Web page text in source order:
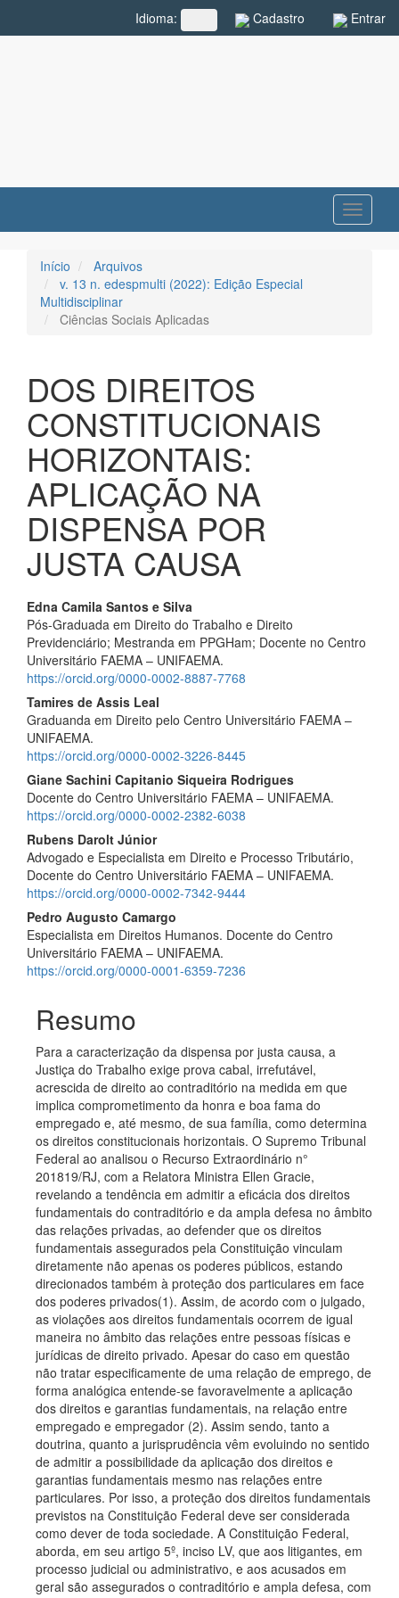
Cadastro Entrar
Idioma: ##plugins.themes.rcf.language.toggle##
Toggle
Início
Arquivos
v. 13 n. edespmulti (2022): Edição Especial
Multidisciplinar
Ciências Sociais Aplicadas
DOS DIREITOS
CONSTITUCIONAIS
HORIZONTAIS:
APLICAÇÃO NA
DISPENSA POR
JUSTA CAUSA
Conteúdo
do
artigo
principal
Edna Camila Santos e Silva
Pós-Graduada em Direito do Trabalho e Direito
Previdenciário; Mestranda em PPGHam; Docente no Centro
Universitário FAEMA – UNIFAEMA.
https://orcid.org/0000-0002-8887-7768
Tamires de Assis Leal
Graduanda em Direito pelo Centro Universitário FAEMA –
UNIFAEMA.
https://orcid.org/0000-0002-3226-8445
Giane Sachini Capitanio Siqueira Rodrigues
Docente do Centro Universitário FAEMA – UNIFAEMA.
https://orcid.org/0000-0002-2382-6038
Rubens Darolt Júnior
Advogado e Especialista em Direito e Processo Tributário,
Docente do Centro Universitário FAEMA – UNIFAEMA.
https://orcid.org/0000-0002-7342-9444
Pedro Augusto Camargo
Especialista em Direitos Humanos. Docente do Centro
Universitário FAEMA – UNIFAEMA.
https://orcid.org/0000-0001-6359-7236
Resumo
Para a caracterização da dispensa por justa causa, a
Justiça do Trabalho exige prova cabal, irrefutável,
acrescida de direito ao contraditório na medida em que
implica comprometimento da honra e boa fama do
empregado e, até mesmo, de sua família, como determina
os direitos constitucionais horizontais. O Supremo Tribunal
Federal ao analisou o Recurso Extraordinário n°
201819/RJ, com a Relatora Ministra Ellen Gracie,
revelando a tendência em admitir a eficácia dos direitos
fundamentais do contraditório e da ampla defesa no âmbito
das relações privadas, ao defender que os direitos
fundamentais assegurados pela Constituição vinculam
diretamente não apenas os poderes públicos, estando
direcionados também à proteção dos particulares em face
dos poderes privados(1). Assim, de acordo com o julgado,
as violações aos direitos fundamentais ocorrem de igual
maneira no âmbito das relações entre pessoas físicas e
jurídicas de direito privado. Apesar do caso em questão
não tratar especificamente de uma relação de emprego, de
forma analógica entende-se favoravelmente a aplicação
dos direitos e garantias fundamentais, na relação entre
empregado e empregador (2). Assim sendo, tanto a
doutrina, quanto a jurisprudência vêm evoluindo no sentido
de admitir a possibilidade da aplicação dos direitos e
garantias fundamentais mesmo nas relações entre
particulares. Por isso, a proteção dos direitos fundamentais
previstos na Constituição Federal deve ser considerada
como dever de toda sociedade. A Constituição Federal,
aborda, em seu artigo 5º, inciso LV, que aos litigantes, em
processo judicial ou administrativo, e aos acusados em
geral são assegurados o contraditório e ampla defesa, com